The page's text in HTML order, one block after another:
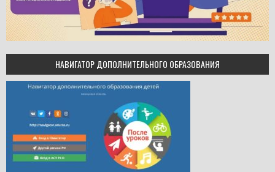
НАВИГАТОР ДОПОЛНИТЕЛЬНОГО ОБРАЗОВАНИЯ